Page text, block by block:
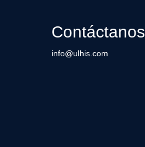
Contáctanos
info@ulhis.com